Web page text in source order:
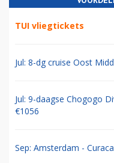
TUI vliegtickets
Jul: 8-dg cruise Oost
Jul: 9-daagse Chogogo
€1056
Sep: Amsterdam -